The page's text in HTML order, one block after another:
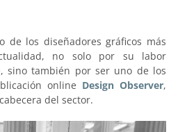
de los diseñadores gráficos más
no solo por su labor
sino también por ser uno de los
online Design Observer,
del sector.